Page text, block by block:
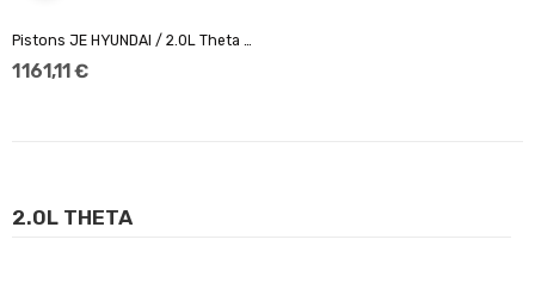
2.0L THETA
1 161,11 €